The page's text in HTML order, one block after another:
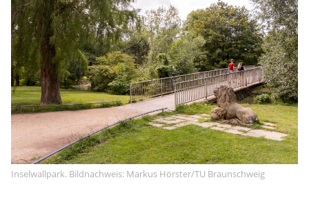
Inselwallpark. Bildnachweis: Markus Hörster/TU Braunschweig